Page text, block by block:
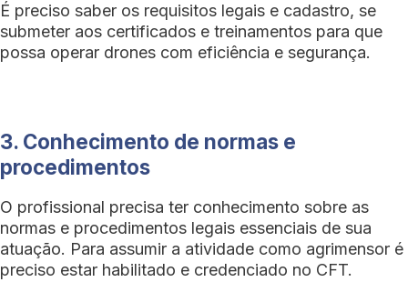
É preciso saber os requisitos legais e cadastro, se
submeter aos certificados e treinamentos para que
possa operar drones com eficiência e segurança.
3. Conhecimento de normas e
procedimentos
O profissional precisa ter conhecimento sobre as
normas e procedimentos legais essenciais de sua
atuação. Para assumir a atividade como agrimensor é
preciso estar habilitado e credenciado no CFT.